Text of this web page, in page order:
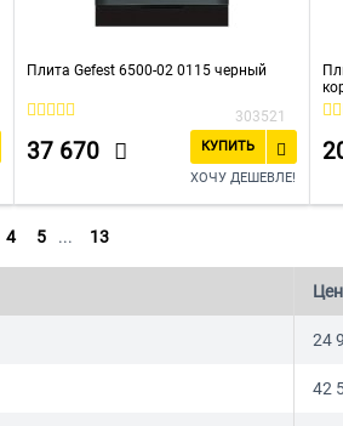
Плита Gefest 6500-02 0115 черный
303521
37 670
КУПИТЬ
ХОЧУ ДЕШЕВЛЕ!
4 5 ... 13
24
42